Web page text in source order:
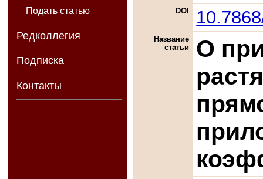
Подать статью
Редколлегия
Подписка
Контакты
DOI
Название
статьи
О